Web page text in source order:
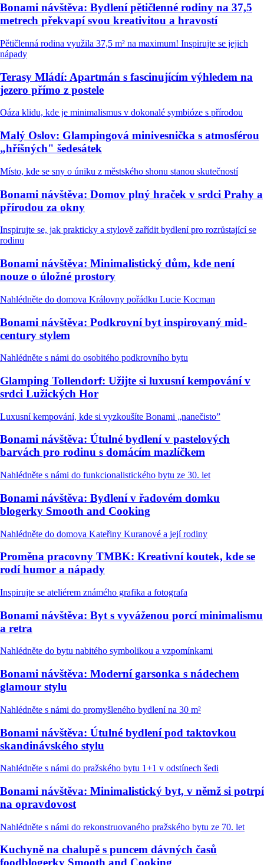
Bonami návštěva: Bydlení pětičlenné rodiny na 37,5
metrech překvapí svou kreativitou a hravostí
Pětičlenná rodina využila 37,5 m² na maximum! Inspirujte se jejich
nápady
Terasy Mládí: Apartmán s fascinujícím výhledem na
jezero přímo z postele
Oáza klidu, kde je minimalismus v dokonalé symbióze s přírodou
Malý Oslov: Glampingová minivesnička s atmosférou
„hříšných" šedesátek
Místo, kde se sny o úniku z městského shonu stanou skutečností
Bonami návštěva: Domov plný hraček v srdci Prahy a
přírodou za okny
Inspirujte se, jak prakticky a stylově zařídit bydlení pro rozrůstající se
rodinu
Bonami návštěva: Minimalistický dům, kde není
nouze o úložné prostory
Nahlédněte do domova Královny pořádku Lucie Kocman
Bonami návštěva: Podkrovní byt inspirovaný mid-
century stylem
Nahlédněte s námi do osobitého podkrovního bytu
Glamping Tollendorf: Užijte si luxusní kempování v
srdci Lužických Hor
Luxusní kempování, kde si vyzkoušíte Bonami „nanečisto”
Bonami návštěva: Útulné bydlení v pastelových
barvách pro rodinu s domácím mazlíčkem
Nahlédněte s námi do funkcionalistického bytu ze 30. let
Bonami návštěva: Bydlení v řadovém domku
blogerky Smooth and Cooking
Nahlédněte do domova Kateřiny Kuranové a její rodiny
Proměna pracovny TMBK: Kreativní koutek, kde se
rodí humor a nápady
Inspirujte se ateliérem známého grafika a fotografa
Bonami návštěva: Byt s vyváženou porcí minimalismu
a retra
Nahlédněte do bytu nabitého symbolikou a vzpomínkami
Bonami návštěva: Moderní garsonka s nádechem
glamour stylu
Nahlédněte s námi do promyšleného bydlení na 30 m²
Bonami návštěva: Útulné bydlení pod taktovkou
skandinávského stylu
Nahlédněte s námi do pražského bytu 1+1 v odstínech šedi
Bonami návštěva: Minimalistický byt, v němž si potrpí
na opravdovost
Nahlédněte s námi do rekonstruovaného pražského bytu ze 70. let
Kuchyně na chalupě s puncem dávných časů